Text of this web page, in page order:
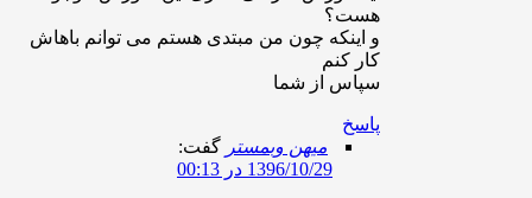
و اینکه چون من مبتدی هستم می توانم باهاش
سپاس از شما
میهن وبمستر گفت:
1396/10/29 در 00:13